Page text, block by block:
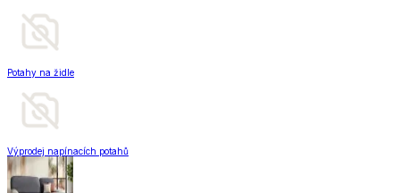
Potahy na židle
Výprodej napínacích potahů